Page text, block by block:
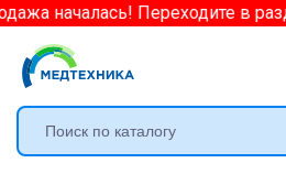
началась! Переходите в